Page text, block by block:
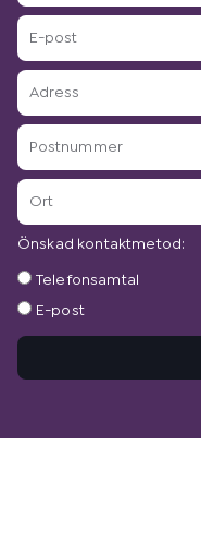
E-
post
Adress
Postnummer
Ort
Önskad kontaktmetod:
Önskad
Telefonsamtal
E-post